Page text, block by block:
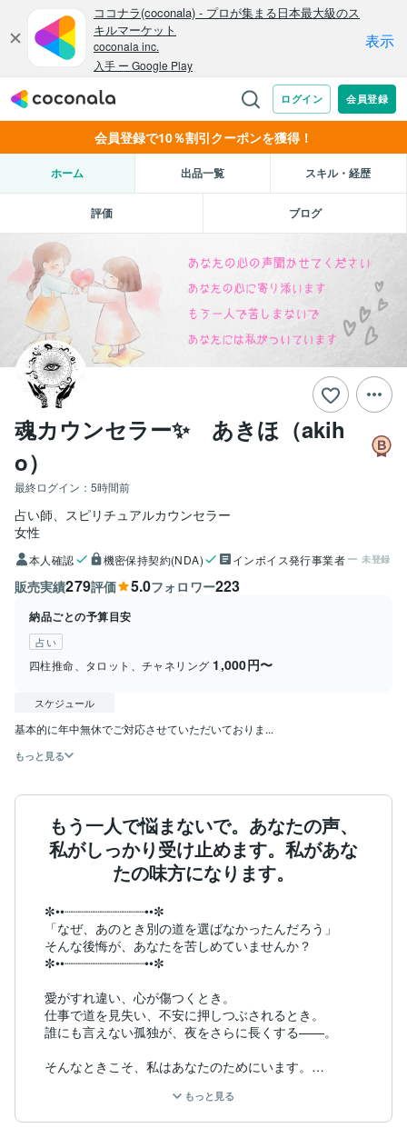
会員登録で10％割引クーポンを獲得！
ホーム 出品一覧 スキル・経歴
評価 ブログ
魂カウンセラー✨ あきほ（akih
o）
最終ログイン： 5時間前
占い師、スピリチュアルカウンセラー
女性
本人確認 機密保持契約(NDA) インボイス発行事業者 未登録
販売実績279評価 5.0フォロワー223
納品ごとの予算目安
占い
四柱推命、タロット、チャネリング 1,000円〜
スケジュール
基本的に年中無休でご対応させていただいておりま...
もっと見る
もう一人で悩まないで。あなたの声、
私がしっかり受け止めます。私があな
たの味方になります。
✼••┈┈┈┈┈┈┈┈┈┈┈••✼
「なぜ、あのとき別の道を選ばなかったんだろう」
そんな後悔が、あなたを苦しめていませんか？
✼••┈┈┈┈┈┈┈┈┈┈┈••✼
愛がすれ違い、心が傷つくとき。
仕事で道を見失い、不安に押しつぶされるとき。
誰にも言えない孤独が、夜をさらに長くする——。
そんなときこそ、私はあなたのためにいます。
**魂カウンセラー ✨ あきほ（akiho）**と申します。
もっと見る